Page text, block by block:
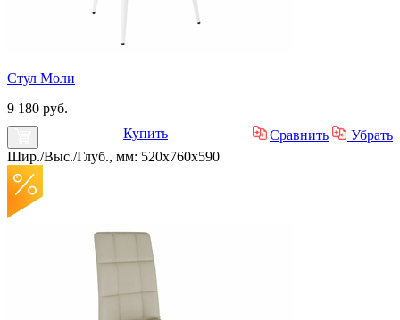
Стул Моли
9 180 руб.
Купить
Сравнить
Убрать
Шир./Выс./Глуб., мм: 520x760x590